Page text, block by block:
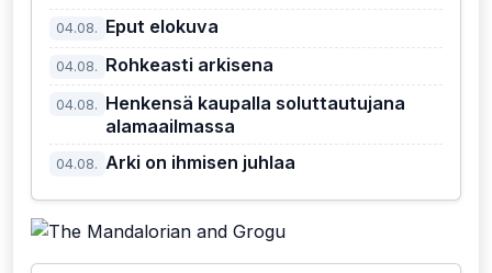
04.08. Eput elokuva
04.08. Rohkeasti arkisena
04.08. Henkensä kaupalla soluttautujana
alamaailmassa
04.08. Arki on ihmisen juhlaa